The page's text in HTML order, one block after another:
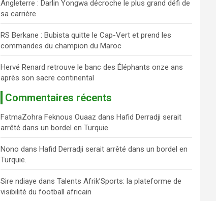
Angleterre : Darlin Yongwa décroche le plus grand défi de
sa carrière
RS Berkane : Bubista quitte le Cap-Vert et prend les
commandes du champion du Maroc
Hervé Renard retrouve le banc des Éléphants onze ans
après son sacre continental
Commentaires récents
FatmaZohra Feknous Ouaaz dansHafid Derradji serait
arrêté dans un bordel en Turquie.
Nono dansHafid Derradji serait arrêté dans un bordel en
Turquie.
Sire ndiaye dansTalents Afrik’Sports: la plateforme de
visibilité du football africain